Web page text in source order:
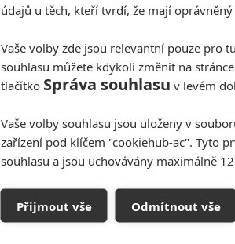
údajů u těch, kteří tvrdí, že mají
Vaše volby zde jsou relevantní pouze pro
souhlasu můžete kdykoli změnit na
tlačítko Správa souhlasu v levém
Vaše volby souhlasu jsou uloženy v
zařízení pod klíčem "cookiehub-ac". Tyto
souhlasu a jsou uchovávány maximálně
Přijmout vše Odmítnout vše